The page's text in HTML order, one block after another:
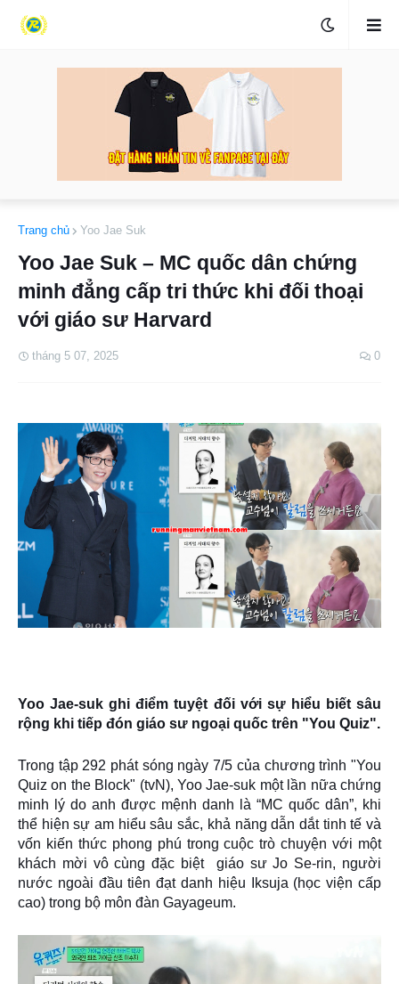
Trang chủ Yoo Jae Suk
Yoo Jae Suk – MC quốc dân chứng
minh đẳng cấp tri thức khi đối thoại
với giáo sư Harvard
tháng 5 07, 2025 0
Yoo Jae-suk ghi điểm tuyệt đối với sự hiểu biết sâu
rộng khi tiếp đón giáo sư ngoại quốc trên "You Quiz".
Trong tập 292 phát sóng ngày 7/5 của chương trình "You
Quiz on the Block" (tvN), Yoo Jae-suk một lần nữa chứng
minh lý do anh được mệnh danh là “MC quốc dân”, khi
thể hiện sự am hiểu sâu sắc, khả năng dẫn dắt tinh tế và
vốn kiến thức phong phú trong cuộc trò chuyện với một
khách mời vô cùng đặc biệt giáo sư Jo Se-rin, người
nước ngoài đầu tiên đạt danh hiệu Iksuja (học viện cấp
cao) trong bộ môn đàn Gayageum.